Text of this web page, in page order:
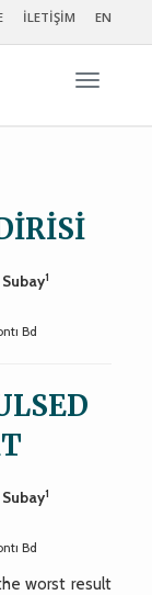
İLETİŞİM EN
Subay1
Bd
Subay1
Bd
worst result